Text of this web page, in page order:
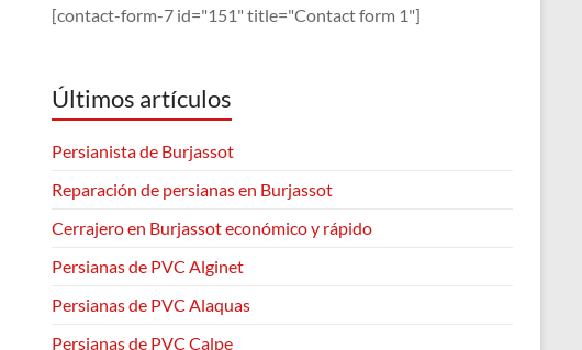
[contact-form-7 id="151" title="Contact form 1"]
Últimos artículos
Persianista de Burjassot
Reparación de persianas en Burjassot
Cerrajero en Burjassot económico y rápido
Persianas de PVC Alginet
Persianas de PVC Alaquas
Persianas de PVC Calpe